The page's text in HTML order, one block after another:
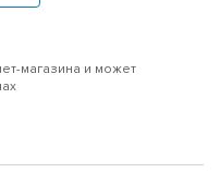
магазина и может